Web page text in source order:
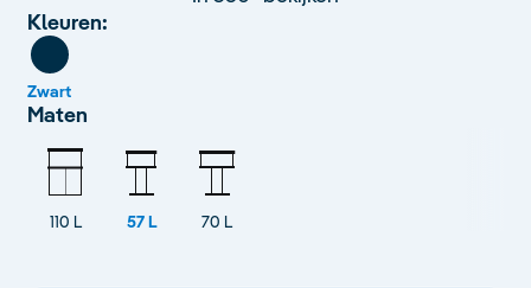
Kleuren:
Zwart
Maten
110 L 57 L 70 L